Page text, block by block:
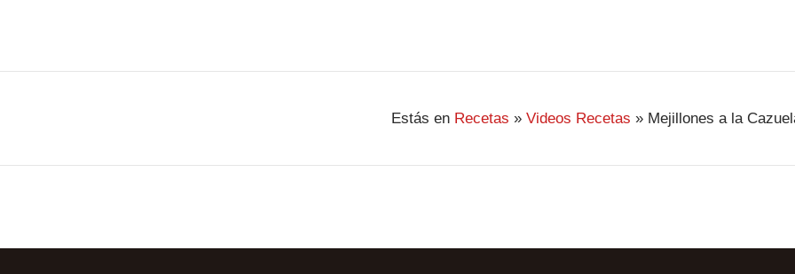
Estás en Recetas » Videos Recetas » Mejillones a la